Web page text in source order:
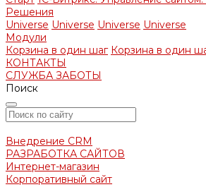
Решения
Universe Universe Universe Universe
Модули
Корзина в один шаг Корзина в один
КОНТАКТЫ
СЛУЖБА ЗАБОТЫ
Поиск
Внедрение CRM
РАЗРАБОТКА САЙТОВ
Интернет-магазин
Корпоративный сайт